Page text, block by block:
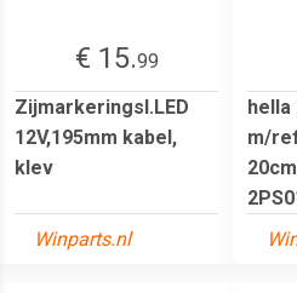
€ 15.99
Zijmarkeringsl.LED
12V,195mm kabel,
klev
Winparts.nl
hella
m/